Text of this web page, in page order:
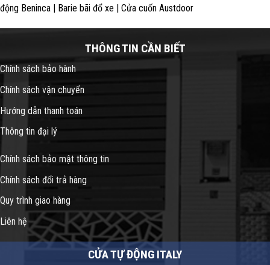
động Beninca | Barie bãi đổ xe | Cửa cuốn Austdoor
THÔNG TIN CẦN BIẾT
Chính sách bảo hành
Chính sách vận chuyển
Hướng dẫn thanh toán
Thông tin đại lý
Chính sách bảo mật thông tin
Chính sách đổi trả hàng
Quy trình giao hàng
Liên hệ
CỬA TỰ ĐỘNG ITALY